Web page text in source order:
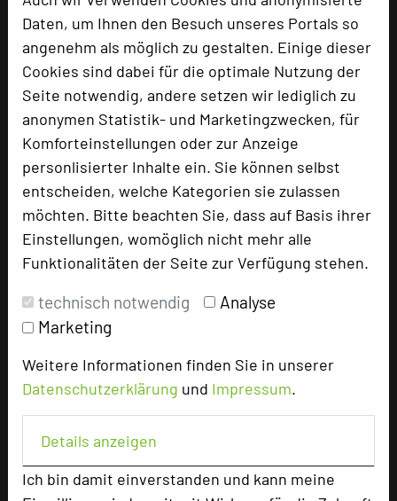
Daten, um Ihnen den Besuch unseres Portals so
angenehm als möglich zu gestalten. Einige dieser
Cookies sind dabei für die optimale Nutzung der
Seite notwendig, andere setzen wir lediglich zu
anonymen Statistik- und Marketingzwecken, für
Komforteinstellungen oder zur Anzeige
personlisierter Inhalte ein. Sie können selbst
entscheiden, welche Kategorien sie zulassen
möchten. Bitte beachten Sie, dass auf Basis ihrer
Einstellungen, womöglich nicht mehr alle
Funktionalitäten der Seite zur Verfügung stehen.
technisch notwendig
Analyse
Marketing
Weitere Informationen finden Sie in unserer
Datenschutzerklärung und Impressum.
Details anzeigen
Ich bin damit einverstanden und kann meine
Seegut Zeppelin
Ziegelstraße 5
88048 Friedrichshafen
phone +49 7541 959360
mail Email
language Homepage
zur Tagungsanfrage hinzufügen
Hotel bewerten
Hoteldaten